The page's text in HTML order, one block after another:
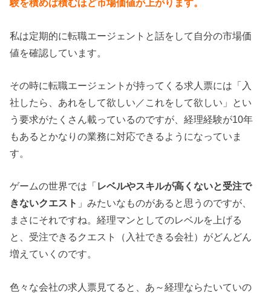
験を積めば積むほど市場価値が上がります。
私は定期的に転職エージェントと話をして自分の市場価
値を確認しています。
その時に転職エージェントが持ってくる求人票には「入
社したら、あれをして欲しい／これをして欲しい」とい
う要求がたくさん載っているのですが、経理経験が10年
もあるとかなりの業務に対応できるようになっていま
す。
ゲームの世界では「 レベルやスキルが高くないと受注で
きないクエスト 」みたいなものがあると思うのですが、
まさにそれですね。経理マンとしてのレベルを上げる
と、受注できるクエスト（入社できる会社）がどんどん
増えていくのです。
色々な会社の求人票見てると、あ～経理ならたいていの